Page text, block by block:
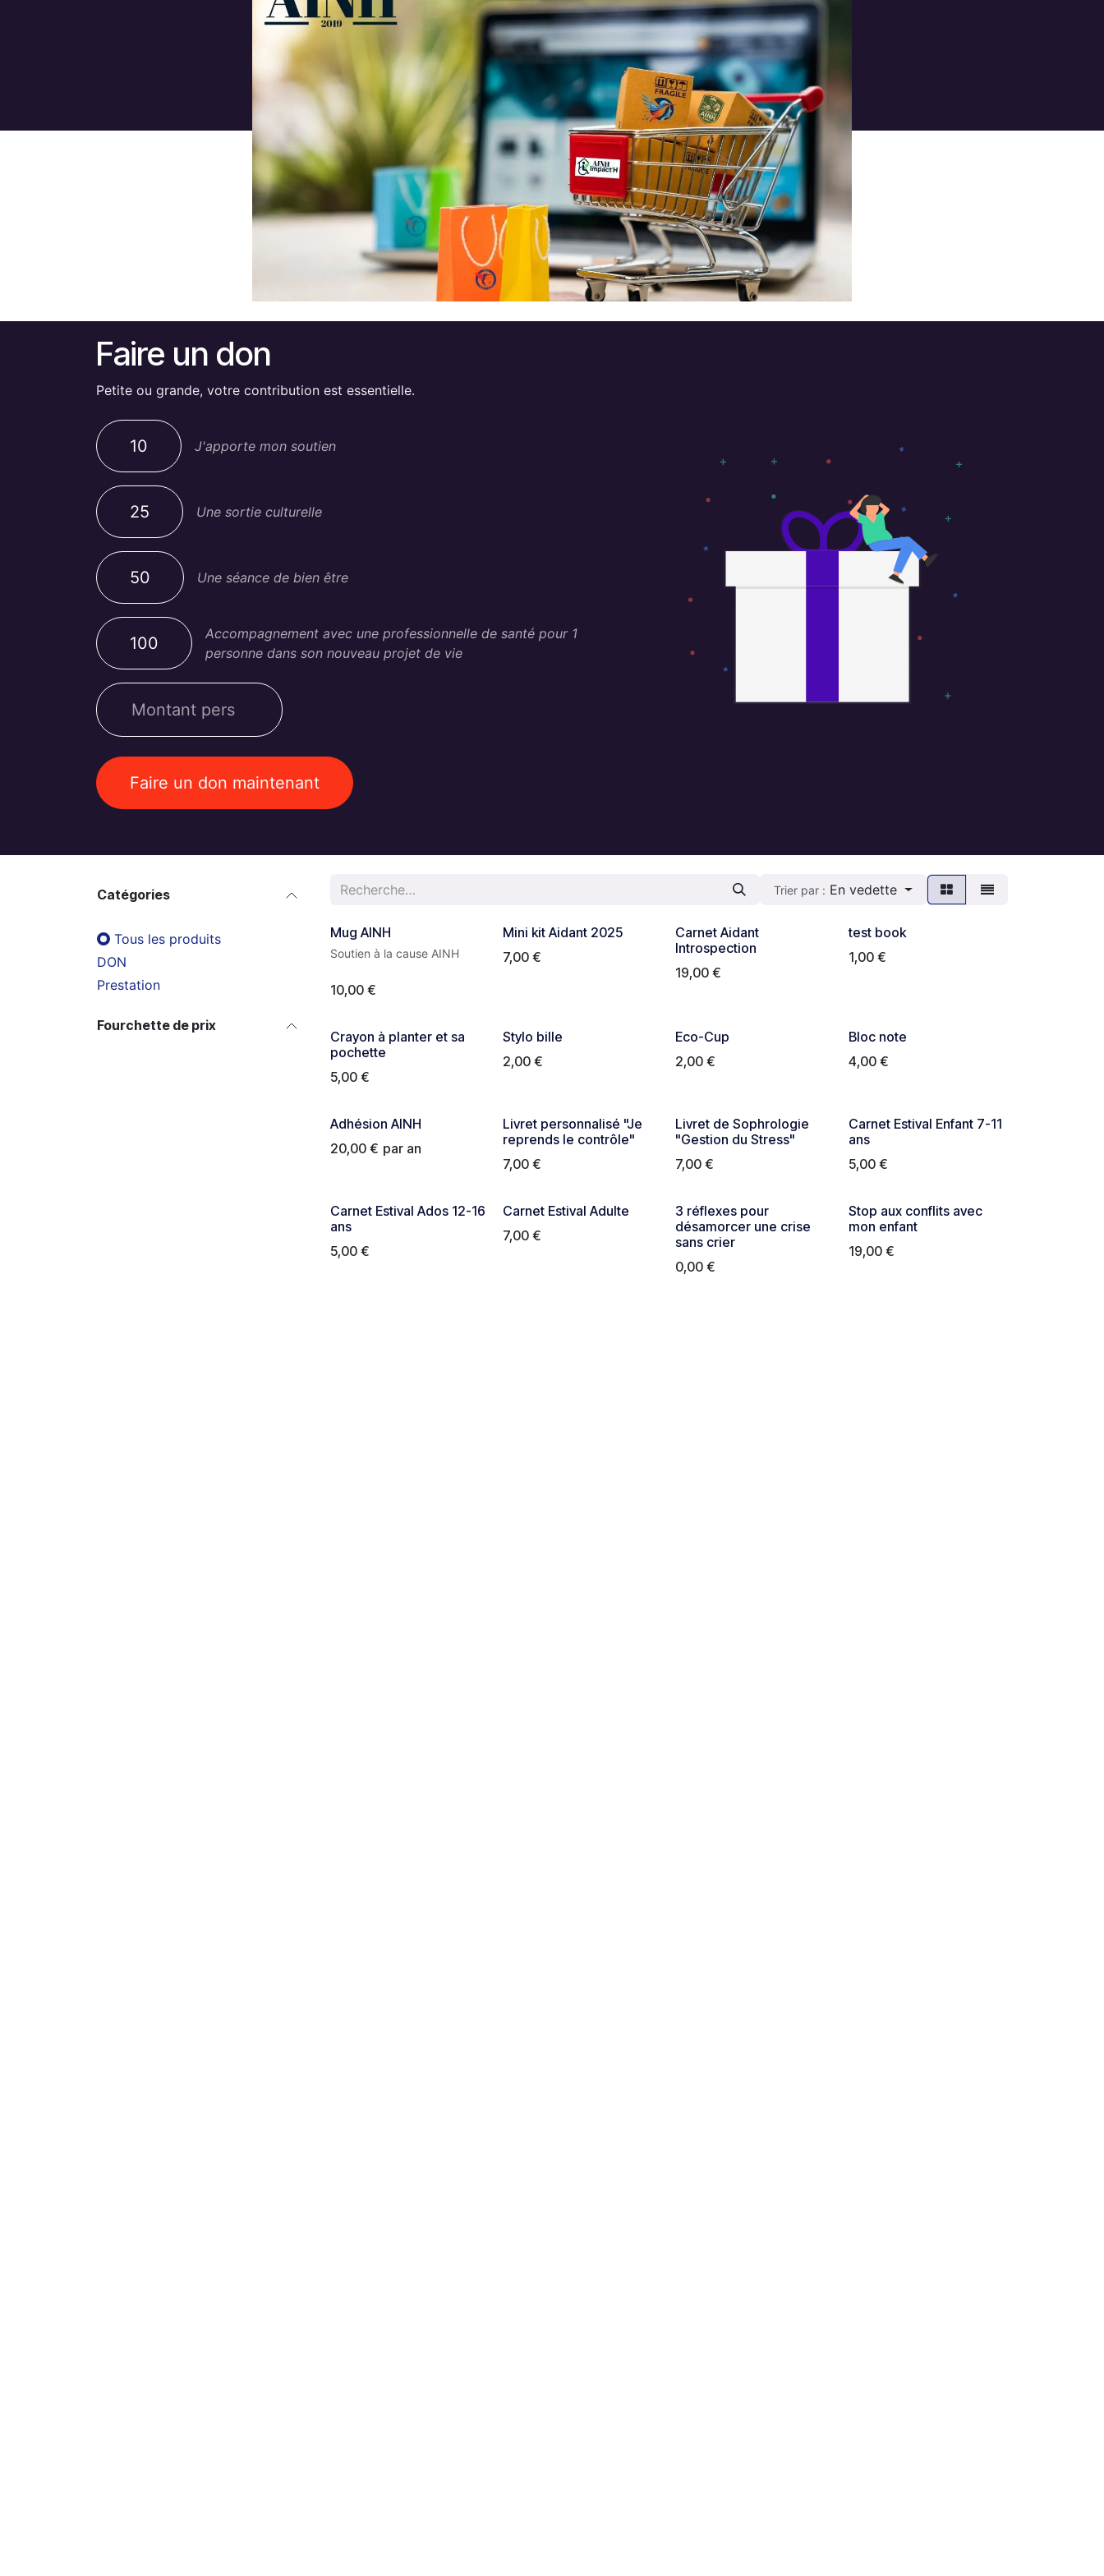
Faire un don
Petite ou grande, votre contribution est essentielle.
10 J'apporte mon soutien
25 Une sortie culturelle
50 Une séance de bien être
100
Accompagnement avec une professionnelle de santé pour 1
personne dans son nouveau projet de vie
Faire un don maintenant
Catégories
Tous les produits
DON
Prestation
Fourchette de prix
Trier par : En vedette
Mug AINH
Soutien à la cause AINH
10,00 €
Mini kit Aidant 2025
7,00 €
Carnet Aidant
Introspection
19,00 €
test book
1,00€
Crayon à planter et sa
pochette
5,00 €
Stylo bille
2,00 €
Eco-Cup
2,00 €
Bloc note
4,00€
Adhésion AINH
20,00 € par an
Livret personnalisé "Je
reprends le contrôle"
7,00 €
Livret de Sophrologie
"Gestion du Stress"
7,00 €
Carnet Estival Enfant 7-11
ans
5,00€
Carnet Estival Ados 12-16
ans
5,00 €
Carnet Estival Adulte
7,00 €
3 réflexes pour
désamorcer une crise
sans crier
0,00 €
Stop aux conflits avec
mon enfant
19,00€